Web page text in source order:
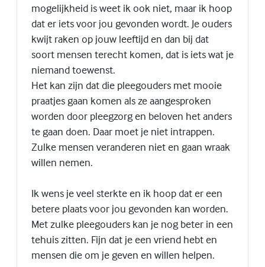
mogelijkheid is weet ik ook niet, maar ik hoop
dat er iets voor jou gevonden wordt. Je ouders
kwijt raken op jouw leeftijd en dan bij dat
soort mensen terecht komen, dat is iets wat je
niemand toewenst.
Het kan zijn dat die pleegouders met mooie
praatjes gaan komen als ze aangesproken
worden door pleegzorg en beloven het anders
te gaan doen. Daar moet je niet intrappen.
Zulke mensen veranderen niet en gaan wraak
willen nemen.
Ik wens je veel sterkte en ik hoop dat er een
betere plaats voor jou gevonden kan worden.
Met zulke pleegouders kan je nog beter in een
tehuis zitten. Fijn dat je een vriend hebt en
mensen die om je geven en willen helpen.